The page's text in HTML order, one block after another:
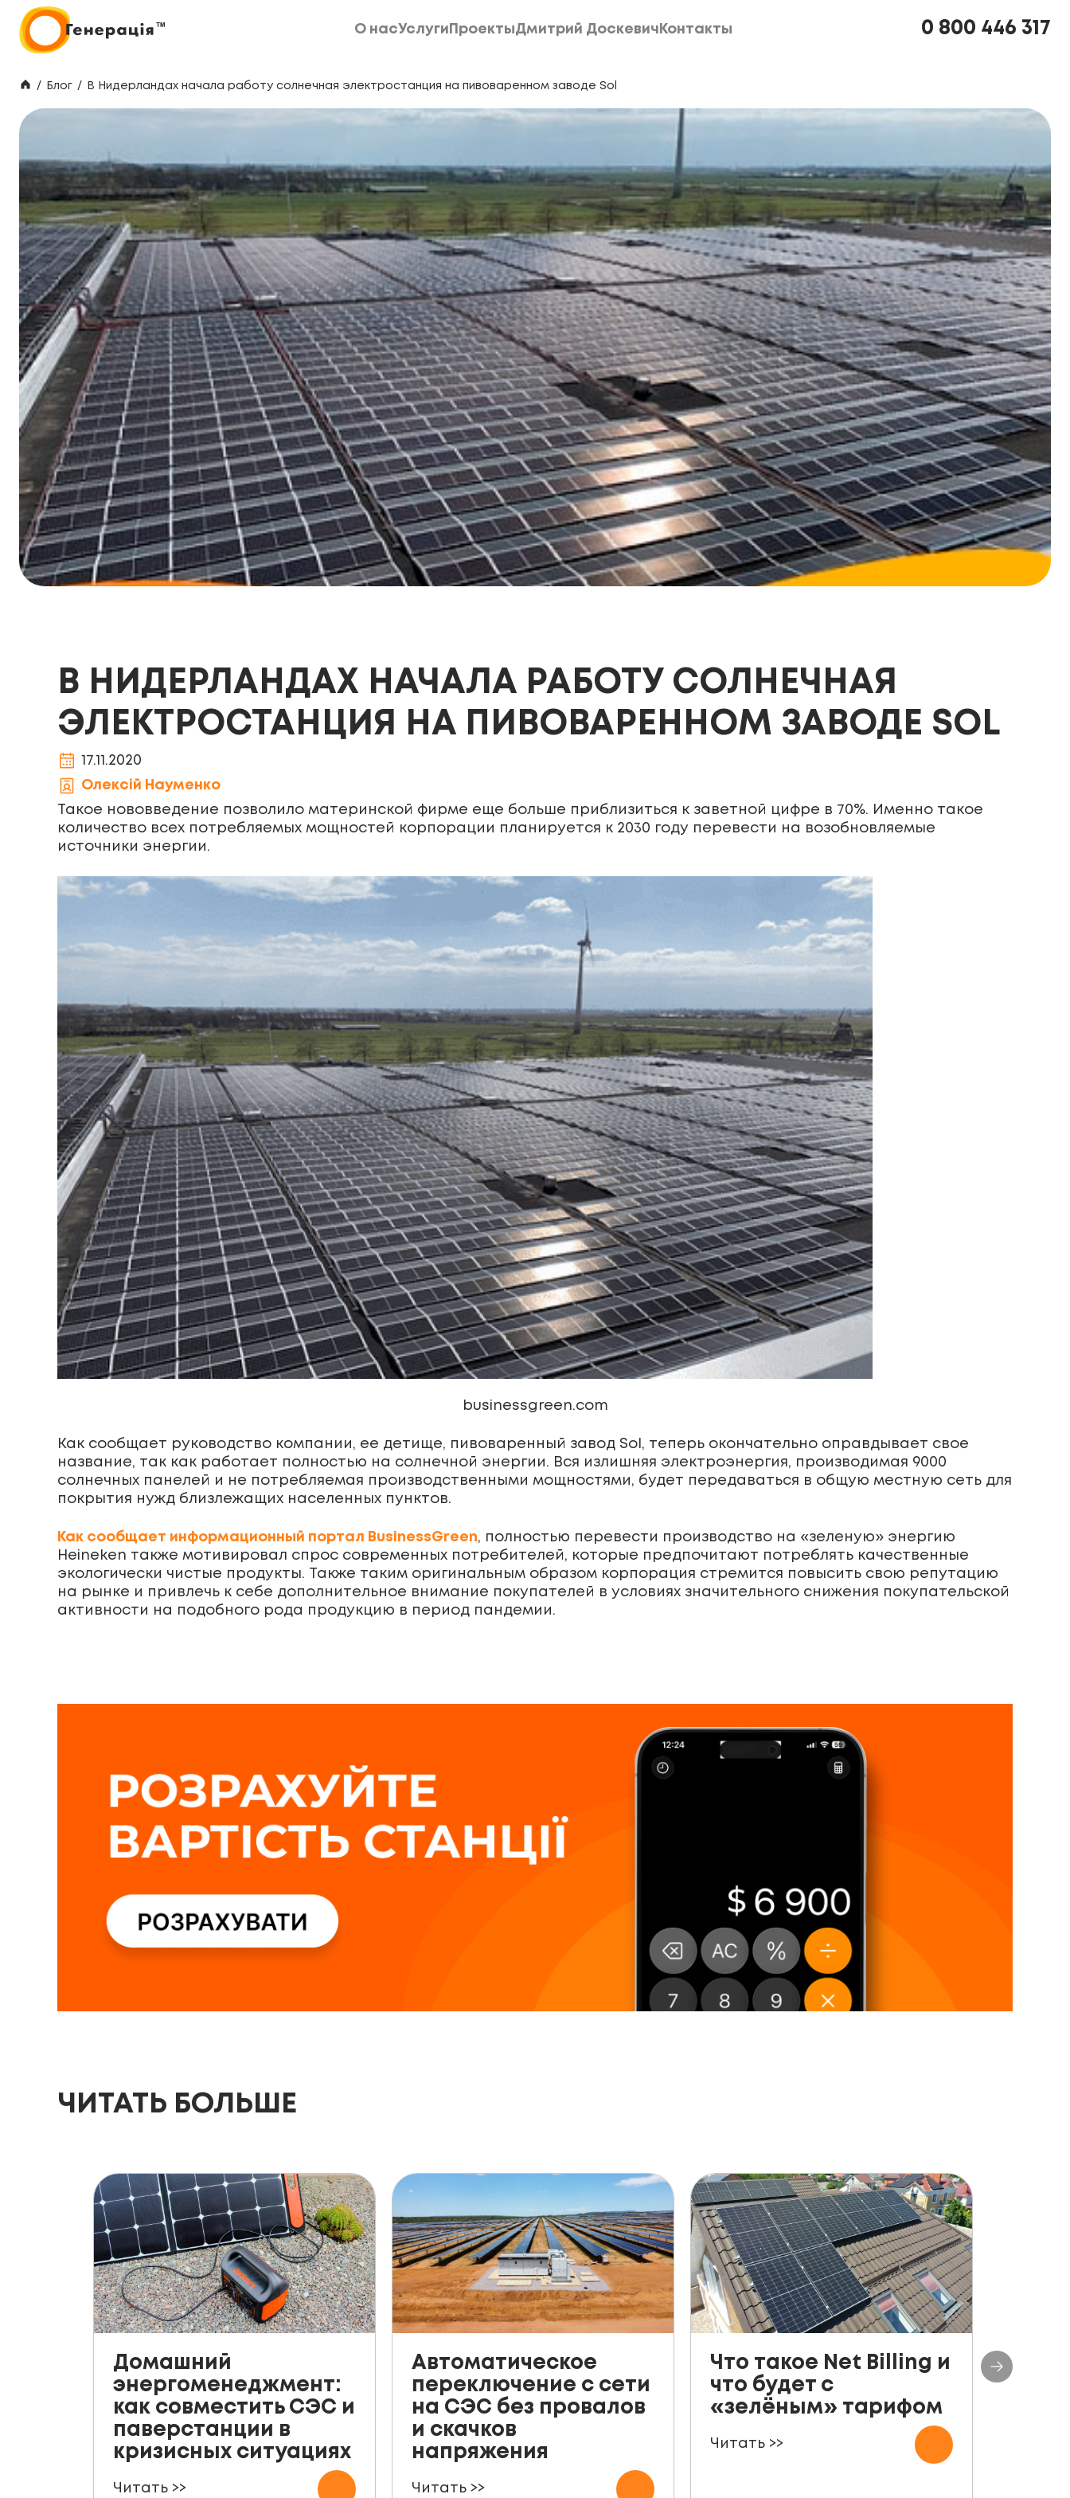
О насУслуги ПроектыДмитрий Доскевич Контакты
0 800 446 317
/ Блог / В Нидерландах начала работу солнечная электростанция на пивоваренном заводе Sol
В НИДЕРЛАНДАХ НАЧАЛА РАБОТУ СОЛНЕЧНАЯ
ЭЛЕКТРОСТАНЦИЯ НА ПИВОВАРЕННОМ ЗАВОДЕ SOL
17.11.2020
Олексій Науменко
Такое нововведение позволило материнской фирме еще больше приблизиться к заветной цифре в 70%. Именно такое
количество всех потребляемых мощностей корпорации планируется к 2030 году перевести на возобновляемые
источники энергии.
businessgreen.com
Как сообщает руководство компании, ее детище, пивоваренный завод Sol, теперь окончательно оправдывает свое
название, так как работает полностью на солнечной энергии. Вся излишняя электроэнергия, производимая 9000
солнечных панелей и не потребляемая производственными мощностями, будет передаваться в общую местную сеть для
покрытия нужд близлежащих населенных пунктов.
Как сообщает информационный портал BusinessGreen, полностью перевести производство на «зеленую» энергию
Heineken также мотивировал спрос современных потребителей, которые предпочитают потреблять качественные
экологически чистые продукты. Также таким оригинальным образом корпорация стремится повысить свою репутацию
на рынке и привлечь к себе дополнительное внимание покупателей в условиях значительного снижения покупательской
активности на подобного рода продукцию в период пандемии.
ЧИТАТЬ БОЛЬШЕ
Домашний
энергоменеджмент:
как совместить СЭС и
паверстанции в
кризисных ситуациях
Читать >>
Автоматическое
переключение с сети
на СЭС без провалов
и скачков
напряжения
Читать >>
Что такое Net Billing и
что будет с
«зелёным» тарифом
Читать >>